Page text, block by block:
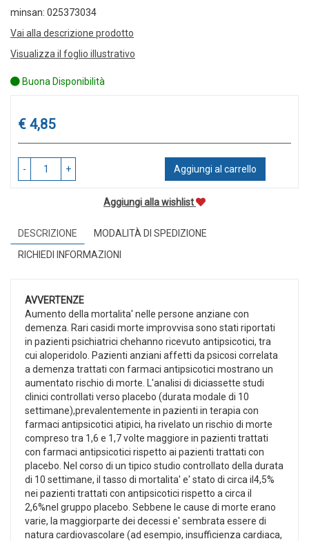
minsan: 025373034
Vai alla descrizione prodotto
Visualizza il foglio illustrativo
Buona Disponibilità
Prezzo
€ 4,85
- + Aggiungi al carrello
Aggiungi alla wishlist
DESCRIZIONE
MODALITÀ DI SPEDIZIONE
RICHIEDI INFORMAZIONI
AVVERTENZE
Aumento della mortalita' nelle persone anziane con
demenza. Rari casidi morte improvvisa sono stati riportati
in pazienti psichiatrici chehanno ricevuto antipsicotici, tra
cui aloperidolo. Pazienti anziani affetti da psicosi correlata
a demenza trattati con farmaci antipsicotici mostrano un
aumentato rischio di morte. L'analisi di diciassette studi
clinici controllati verso placebo (durata modale di 10
settimane),prevalentemente in pazienti in terapia con
farmaci antipsicotici atipici, ha rivelato un rischio di morte
compreso tra 1,6 e 1,7 volte maggiore in pazienti trattati
con farmaci antipsicotici rispetto ai pazienti trattati con
placebo. Nel corso di un tipico studio controllato della durata
di 10 settimane, il tasso di mortalita' e' stato di circa il4,5%
nei pazienti trattati con antipsicotici rispetto a circa il
2,6%nel gruppo placebo. Sebbene le cause di morte erano
varie, la maggiorparte dei decessi e' sembrata essere di
natura cardiovascolare (ad esempio, insufficienza cardiaca,